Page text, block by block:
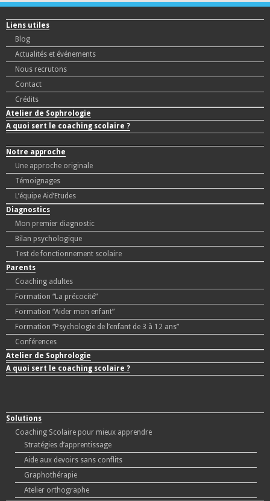
Liens utiles
Blog
Actualités et événements
Nous recrutons
Contact
Crédits
Atelier de Sophrologie
A quoi sert le coaching scolaire ?
Notre approche
Une approche originale
Témoignages
L’équipe Aid’Etudes
Diagnostics
Mon premier diagnostic
Bilan psychologique
Test de fonctionnement scolaire
Parents
Coaching adultes
Formation “La précocité”
Formation “Aider mon enfant”
Formation “Psychologie de l’enfant de 3 à 12 ans”
Conférences
Atelier de Sophrologie
A quoi sert le coaching scolaire ?
Solutions
Coaching Scolaire pour mieux apprendre
Stratégies d’apprentissage
Aide aux devoirs sans conflits
Graphothérapie
Atelier orthographe